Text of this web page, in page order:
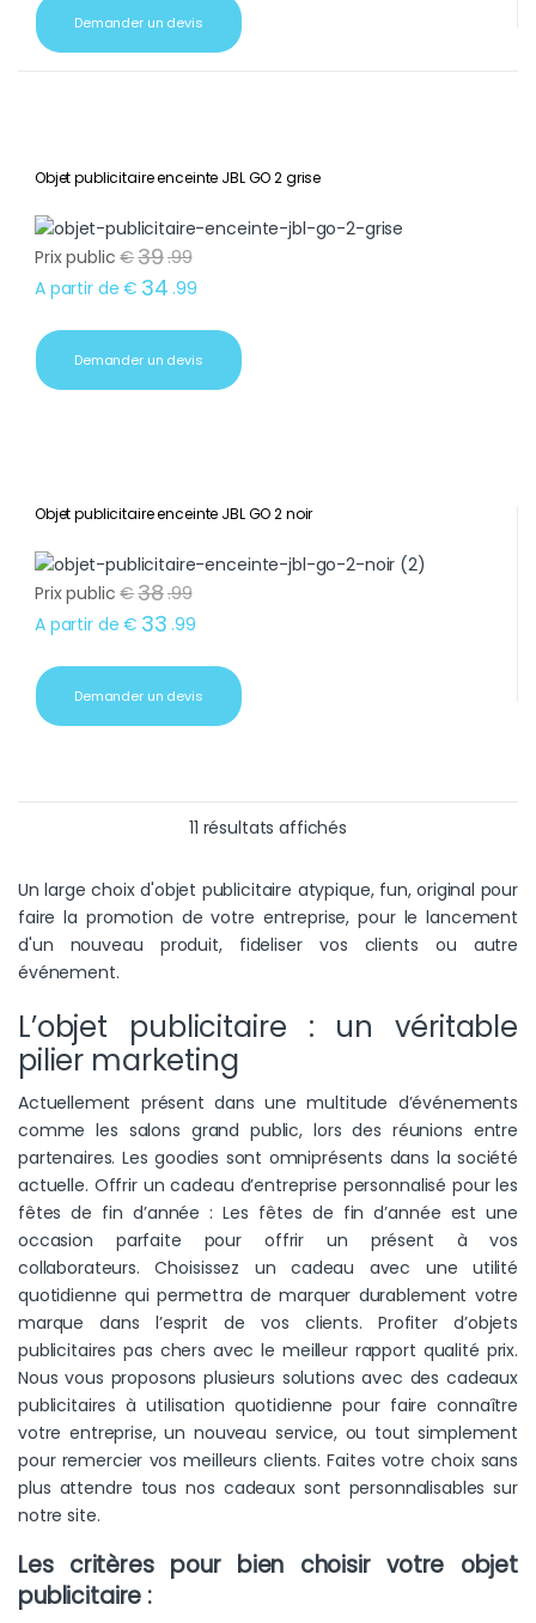
Demander un devis
Objet publicitaire enceinte JBL GO 2 grise
Prix public €39.99
A partir de € 34 .99
Demander un devis
Objet publicitaire enceinte JBL GO 2 noir
Prix public €38.99
A partir de € 33 .99
Demander un devis
11 résultats affichés
Un large choix d'objet publicitaire atypique, fun, original pour
faire la promotion de votre entreprise, pour le lancement
d'un nouveau produit, fideliser vos clients ou autre
événement.
L’objet publicitaire : un véritable
pilier marketing
Actuellement présent dans une multitude d’événements
comme les salons grand public, lors des réunions entre
partenaires. Les goodies sont omniprésents dans la société
actuelle. Offrir un cadeau d’entreprise personnalisé pour les
fêtes de fin d’année : Les fêtes de fin d’année est une
occasion parfaite pour offrir un présent à vos
collaborateurs. Choisissez un cadeau avec une utilité
quotidienne qui permettra de marquer durablement votre
marque dans l’esprit de vos clients. Profiter d’objets
publicitaires pas chers avec le meilleur rapport qualité prix.
Nous vous proposons plusieurs solutions avec des cadeaux
publicitaires à utilisation quotidienne pour faire connaître
votre entreprise, un nouveau service, ou tout simplement
pour remercier vos meilleurs clients. Faites votre choix sans
plus attendre tous nos cadeaux sont personnalisables sur
notre site.
Les critères pour bien choisir votre objet
publicitaire :